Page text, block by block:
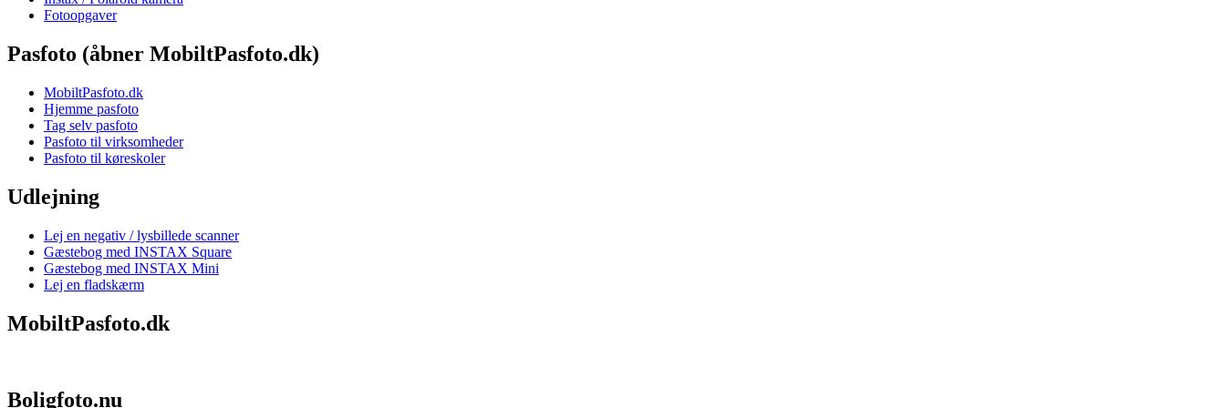
Fotoopgaver
Pasfoto (åbner MobiltPasfoto.dk)
MobiltPasfoto.dk
Hjemme pasfoto
Tag selv pasfoto
Pasfoto til virksomheder
Pasfoto til køreskoler
Udlejning
Lej en negativ / lysbillede scanner
Gæstebog med INSTAX Square
Gæstebog med INSTAX Mini
Lej en fladskærm
MobiltPasfoto.dk
Boligfoto.nu